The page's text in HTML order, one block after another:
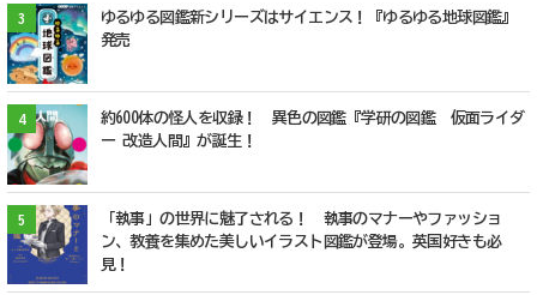
3
ゆるゆる図鑑新シリーズはサイエンス！『ゆるゆる地球図鑑』
発売
4
約600体の怪人を収録！ 異色の図鑑『学研の図鑑 仮面ライダ
ー 改造人間』が誕生！
5
「執事」の世界に魅了される！ 執事のマナーやファッショ
ン、教養を集めた美しいイラスト図鑑が登場。英国好きも必
見！